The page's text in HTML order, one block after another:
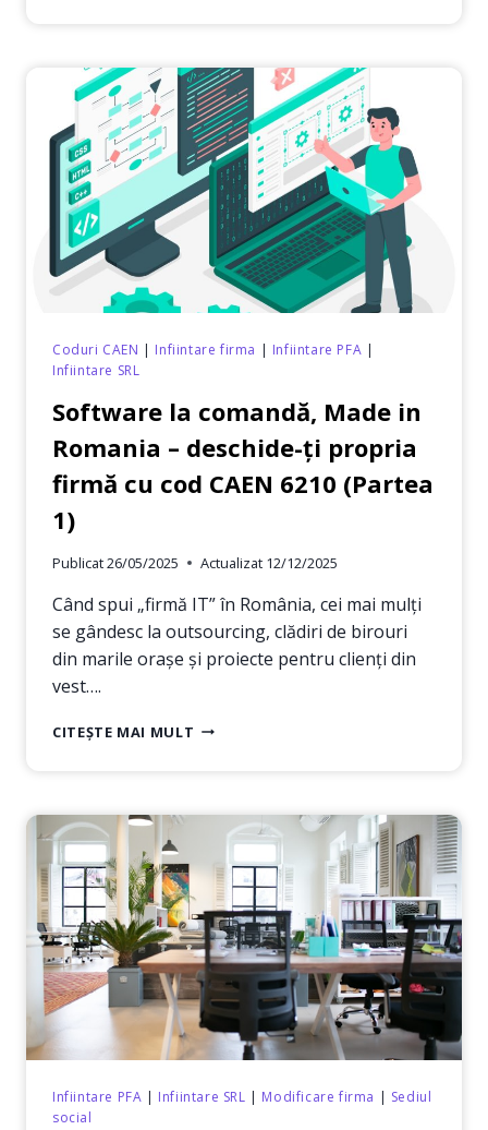
IN
ROMANIA
–
DESCHIDE-
ȚI
PROPRIA
FIRMĂ
COD
CAEN
6210
(PARTEA
Coduri CAEN | Infiintare firma | Infiintare PFA |
Infiintare SRL
Software la comandă, Made in
Romania – deschide-ți propria
firmă cu cod CAEN 6210 (Partea
1)
Publicat26/05/2025 Actualizat 12/12/2025
Când spui „firmă IT” în România, cei mai mulți
se gândesc la outsourcing, clădiri de birouri
din marile orașe și proiecte pentru clienți din
vest….
CITEȘTE MAI MULT SOFTWARE
IN
ROMANIA
DESCHIDE-
ȚI
PROPRIA
FIRMĂ
CU
COD
CAEN
6210
(PARTEA
Infiintare PFA | Infiintare SRL | Modificare firma | Sediul
social